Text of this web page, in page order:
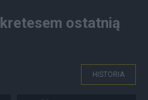
ostatnią
HISTORIA